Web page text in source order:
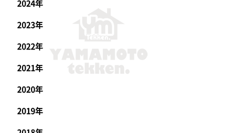
2024年
2023年
2022年
2021年
2020年
2019年